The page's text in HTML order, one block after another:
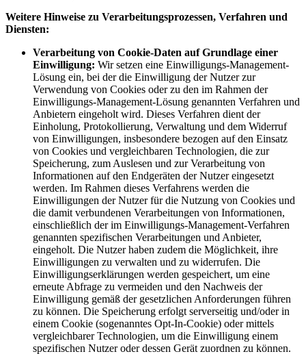
Weitere Hinweise zu Verarbeitungsprozessen, Verfahren und
Diensten:
Verarbeitung von Cookie-Daten auf Grundlage einer
Einwilligung: Wir setzen eine Einwilligungs-Management-
Lösung ein, bei der die Einwilligung der Nutzer zur
Verwendung von Cookies oder zu den im Rahmen der
Einwilligungs-Management-Lösung genannten Verfahren und
Anbietern eingeholt wird. Dieses Verfahren dient der
Einholung, Protokollierung, Verwaltung und dem Widerruf
von Einwilligungen, insbesondere bezogen auf den Einsatz
von Cookies und vergleichbaren Technologien, die zur
Speicherung, zum Auslesen und zur Verarbeitung von
Informationen auf den Endgeräten der Nutzer eingesetzt
werden. Im Rahmen dieses Verfahrens werden die
Einwilligungen der Nutzer für die Nutzung von Cookies und
die damit verbundenen Verarbeitungen von Informationen,
einschließlich der im Einwilligungs-Management-Verfahren
genannten spezifischen Verarbeitungen und Anbieter,
eingeholt. Die Nutzer haben zudem die Möglichkeit, ihre
Einwilligungen zu verwalten und zu widerrufen. Die
Einwilligungserklärungen werden gespeichert, um eine
erneute Abfrage zu vermeiden und den Nachweis der
Einwilligung gemäß der gesetzlichen Anforderungen führen
zu können. Die Speicherung erfolgt serverseitig und/oder in
einem Cookie (sogenanntes Opt-In-Cookie) oder mittels
vergleichbarer Technologien, um die Einwilligung einem
spezifischen Nutzer oder dessen Gerät zuordnen zu können.